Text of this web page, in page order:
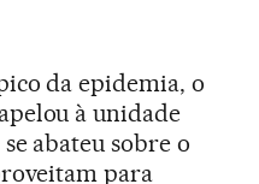
da epidemia, o
à unidade
abateu sobre o
para